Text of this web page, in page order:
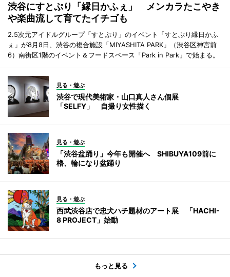
渋谷にすとぷり「縁日かふぇ」 メンカラたこやき
や楽曲流して育てたイチゴも
2.5次元アイドルグループ「すとぷり」のイベント「すとぷり縁日かふ
ぇ」が8月8日、渋谷の複合施設「MIYASHITA PARK」（渋谷区神宮前
6）南街区1階のイベント＆フードスペース「Park in Park」で始まる。
見る・遊ぶ
渋谷で現代美術家・山口真人さん個展
「SELFY」 自撮り女性描く
見る・遊ぶ
「渋谷盆踊り」今年も開催へ SHIBUYA109前に
櫓、輪になり盆踊り
見る・遊ぶ
西武渋谷店で忠犬ハチ題材のアート展 「HACHI-
8 PROJECT」始動
もっと見る